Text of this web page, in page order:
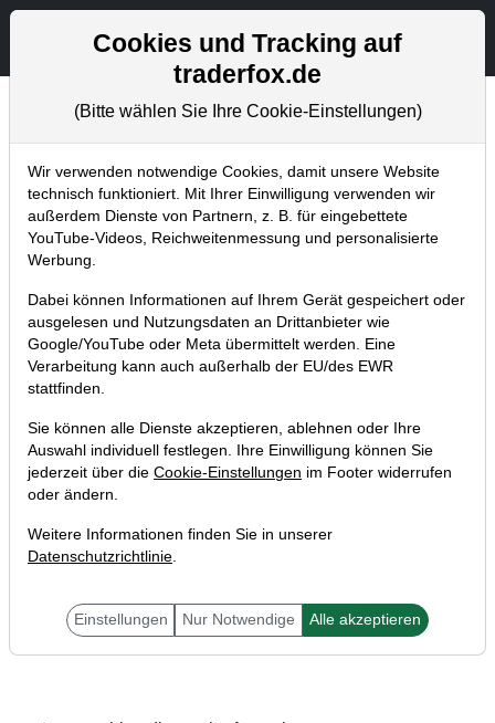
Aktien- und Artikelsuche
Aktuelles
Home Blog Aktuelles
TraderFox launcht Magazin
Wachstumsaktien und hat große
Ziele
06.11.2021 um 15:00 Uhr | TraderFox GmbH
Liebe Anleger,
Cookies und Tracking auf
traderfox.de
(Bitte wählen Sie Ihre Cookie-Einstellungen)
Wir verwenden notwendige Cookies, damit unsere Website
technisch funktioniert. Mit Ihrer Einwilligung verwenden wir
außerdem Dienste von Partnern, z. B. für eingebettete
YouTube-Videos, Reichweitenmessung und personalisierte
Werbung.
Dabei können Informationen auf Ihrem Gerät gespeichert oder
ausgelesen und Nutzungsdaten an Drittanbieter wie
Google/YouTube oder Meta übermittelt werden. Eine
Verarbeitung kann auch außerhalb der EU/des EWR
stattfinden.
Sie können alle Dienste akzeptieren, ablehnen oder Ihre
Auswahl individuell festlegen. Ihre Einwilligung können Sie
jederzeit über die Cookie-Einstellungen im Footer widerrufen
oder ändern.
Weitere Informationen finden Sie in unserer
Datenschutzrichtlinie.
Einstellungen Nur Notwendige Alle akzeptieren